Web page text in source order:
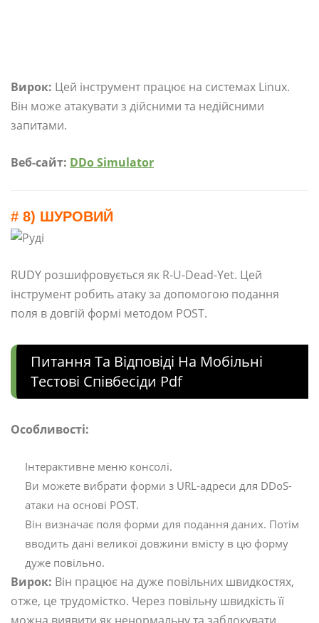
Вирок: Цей інструмент працює на системах Linux.
Він може атакувати з дійсними та недійсними
запитами.
Веб-сайт: DDo Simulator
# 8) ШУРОВИЙ
RUDY розшифровується як R-U-Dead-Yet. Цей
інструмент робить атаку за допомогою подання
поля в довгій формі методом POST.
Питання Та Відповіді На Мобільні
Тестові Співбесіди Pdf
Особливості:
Інтерактивне меню консолі.
Ви можете вибрати форми з URL-адреси для DDoS-
атаки на основі POST.
Він визначає поля форми для подання даних. Потім
вводить дані великої довжини вмісту в цю форму
дуже повільно.
Вирок: Він працює на дуже повільних швидкостях,
отже, це трудомістко. Через повільну швидкість її